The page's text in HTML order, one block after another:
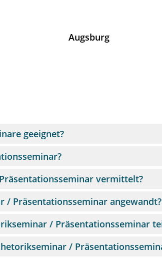
Augsburg
geeignet?
vermittelt?
/ Präsentationsseminar angewandt?
/ Präsentationsseminar
/